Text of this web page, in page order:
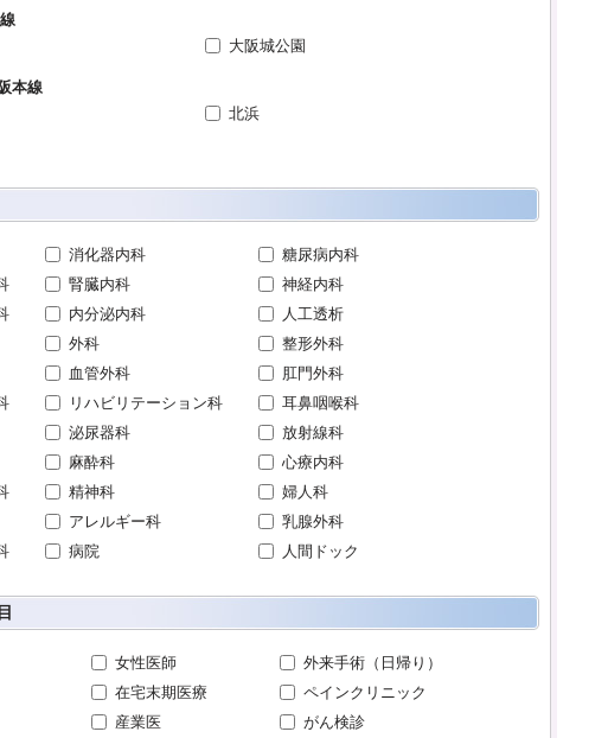
大阪城公園
本線
北浜
消化器内科
糖尿病内科
腎臓内科
神経内科
内分泌内科
人工透析
外科
整形外科
血管外科
肛門外科
リハビリテーション科
耳鼻咽喉科
泌尿器科
放射線科
麻酔科
心療内科
精神科
婦人科
アレルギー科
乳腺外科
病院 人間ドック
女性医師
外来手術（日帰り）
在宅末期医療
ペインクリニック
産業医
がん検診